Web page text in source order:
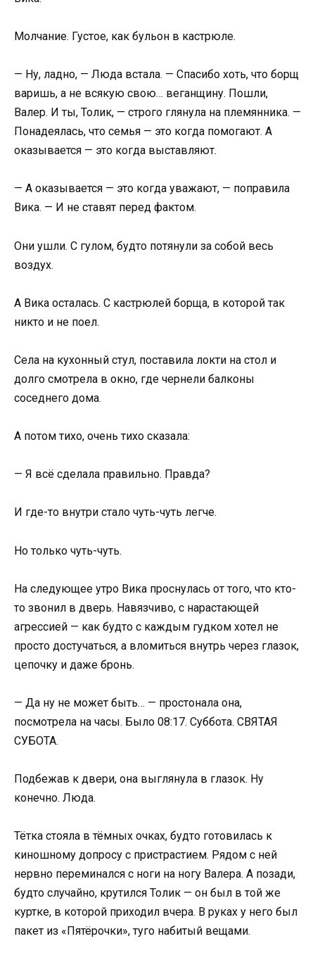
Молчание. Густое, как бульон в кастрюле.
— Ну, ладно, — Люда встала. — Спасибо хоть, что борщ
варишь, а не всякую свою… веганщину. Пошли,
Валер. И ты, Толик, — строго глянула на племянника. —
Понадеялась, что семья — это когда помогают. А
оказывается — это когда выставляют.
— А оказывается — это когда уважают, — поправила
Вика. — И не ставят перед фактом.
Они ушли. С гулом, будто потянули за собой весь
воздух.
А Вика осталась. С кастрюлей борща, в которой так
никто и не поел.
Села на кухонный стул, поставила локти на стол и
долго смотрела в окно, где чернели балконы
соседнего дома.
А потом тихо, очень тихо сказала:
— Я всё сделала правильно. Правда?
И где-то внутри стало чуть-чуть легче.
Но только чуть-чуть.
На следующее утро Вика проснулась от того, что кто-
то звонил в дверь. Навязчиво, с нарастающей
агрессией — как будто с каждым гудком хотел не
просто достучаться, а вломиться внутрь через глазок,
цепочку и даже бронь.
— Да ну не может быть… — простонала она,
посмотрела на часы. Было 08:17. Суббота. СВЯТАЯ
СУБОТА.
Подбежав к двери, она выглянула в глазок. Ну
конечно. Люда.
Тётка стояла в тёмных очках, будто готовилась к
киношному допросу с пристрастием. Рядом с ней
нервно переминался с ноги на ногу Валера. А позади,
будто случайно, крутился Толик — он был в той же
куртке, в которой приходил вчера. В руках у него был
пакет из «Пятёрочки», туго набитый вещами.